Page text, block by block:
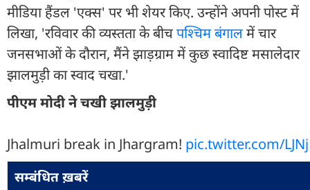
मीडिया हैंडल 'एक्स' पर भी शेयर किए. उन्होंने अपनी पोस्ट में
लिखा, 'रविवार की व्यस्तता के बीचपश्चिम बंगालमें चार
जनसभाओं के दौरान, मैंने झाड़ग्राम में कुछ स्वादिष्ट मसालेदार
झालमुड़ी का स्वाद चखा.'
पीएम मोदी ने चखी झालमुड़ी
Jhalmuri break in Jhargram! pic.twitter.com/
सम्बंधित ख़बरें